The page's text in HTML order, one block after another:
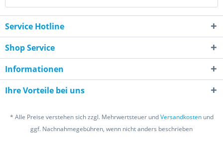
Service Hotline
Shop Service
Informationen
Ihre Vorteile bei uns
* Alle Preise verstehen sich zzgl. Mehrwertsteuer undVersandkostenund
ggf. Nachnahmegebühren, wenn nicht anders beschrieben